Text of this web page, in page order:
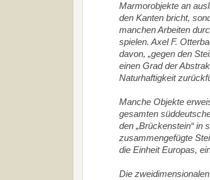
Marmorobjekte an
den Kanten bricht,
manchen Arbeiten
spielen. Axel F.
davon, „gegen den
einen Grad der
Naturhaftigkeit
Manche Objekte
gesamten
den „Brückenstein“ in
zusammengefügte
die Einheit Europas,
Die